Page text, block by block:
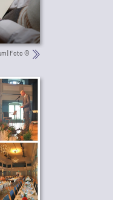
| Foto ©